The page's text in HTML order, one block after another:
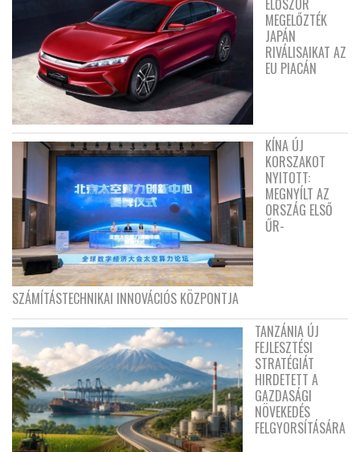
ELŐSZÖR
MEGELŐZTÉK
JAPÁN
RIVÁLISAIKAT AZ
EU PIACÁN
KÍNA ÚJ
KORSZAKOT
NYITOTT:
MEGNYÍLT AZ
ORSZÁG ELSŐ
ŰR-
SZÁMÍTÁSTECHNIKAI INNOVÁCIÓS KÖZPONTJA
TANZÁNIA ÚJ
FEJLESZTÉSI
STRATÉGIÁT
HIRDETETT A
GAZDASÁGI
NÖVEKEDÉS
FELGYORSÍTÁSÁRA